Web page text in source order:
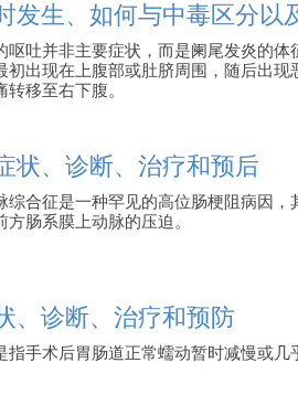
发生、如何与中毒区分以
呕吐并非主要症状，而是阑尾发炎的
初出现在上腹部或肚脐周围，随后出
移至右下腹。
状、诊断、治疗和预后
综合征是一种罕见的高位肠梗阻病因
方肠系膜上动脉的压迫。
、诊断、治疗和预防
指手术后胃肠道正常蠕动暂时减慢或